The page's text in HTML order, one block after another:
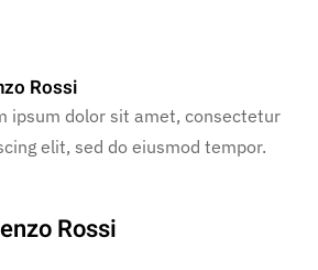
Rossi
ipsum dolor sit amet, consectetur
elit, sed do eiusmod tempor.
Rossi